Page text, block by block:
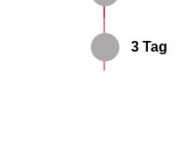
3 Tag